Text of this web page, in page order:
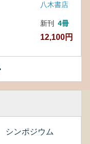
八木書店
新刊 4冊
12,100円
シンポジウム